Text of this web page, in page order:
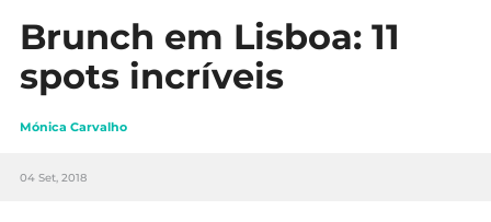
Nutrição
Receitas
Brunch em Lisboa: 11
spots incríveis
Mónica Carvalho
04 Set, 2018